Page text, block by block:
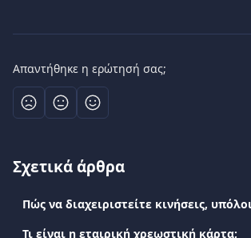
Απαντήθηκε η ερώτησή σας;
Σχετικά άρθρα
Τι είναι η εταιρική χρεωστική κάρτα;